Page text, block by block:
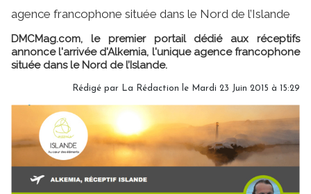
agence francophone située dans le Nord de l’Islande
DMCMag.com, le premier portail dédié aux réceptifs
annonce l'arrivée d'Alkemia, l'unique agence francophone
située dans le Nord de l’Islande.
Rédigé par La Rédaction le Mardi 23 Juin 2015 à 15:29